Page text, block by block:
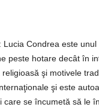
Condrea este
peste hotare decât în
şi motivele
şi este
se încumetă să le